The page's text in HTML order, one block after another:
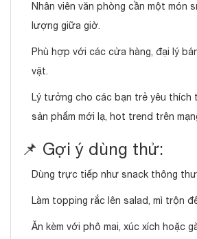
Nhân viên văn phòng cần một món
lượng giữa giờ.
Phù hợp với các cửa hàng, đại lý
vặt.
Lý tưởng cho các bạn trẻ yêu thích
sản phẩm mới lạ, hot trend trên
📌 Gợi ý dùng thử:
Dùng trực tiếp như snack thông
Làm topping rắc lên salad, mì trộn
Ăn kèm với phô mai, xúc xích hoặc